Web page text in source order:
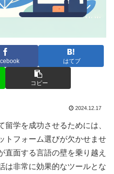
はてブ
コピー
2024.12.17
学を成功させるためには、
トフォーム選びが欠かせませ
直面する言語の壁を乗り越え
は非常に効果的なツールとな